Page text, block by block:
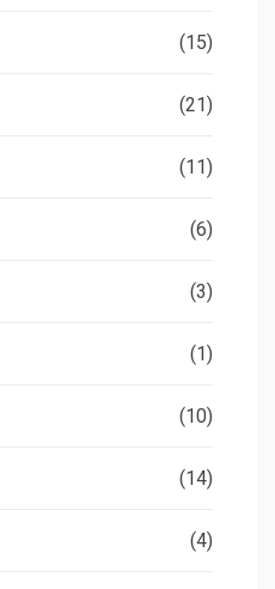
(15)
(21)
(11)
(6)
(3)
(1)
(10)
(14)
(4)